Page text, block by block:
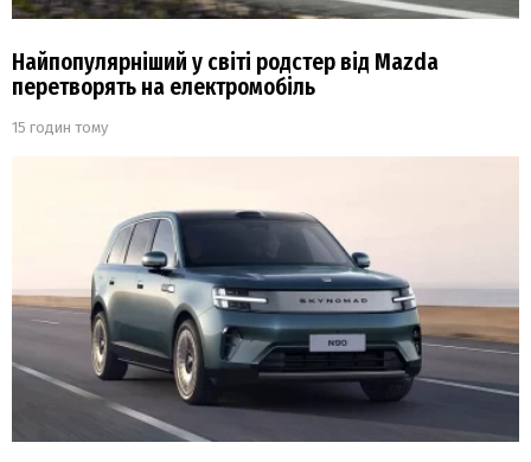
Найпопулярніший у світі родстер від Mazda
перетворять на електромобіль
15 годин тому